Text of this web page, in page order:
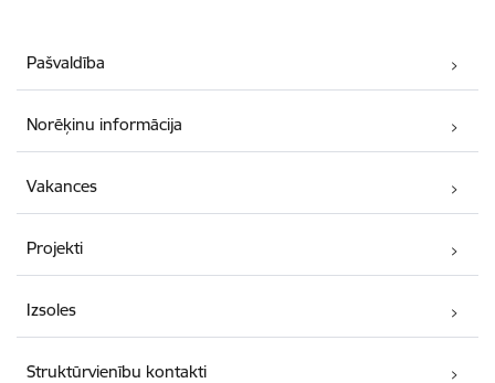
Pašvaldība
Norēķinu informācija
Vakances
Projekti
Izsoles
Struktūrvienību kontakti